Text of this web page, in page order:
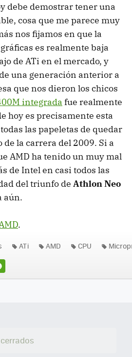
debe demostrar tener una
cosa que me parece muy
nos fijamos en que la
es realmente baja
de ATi en el mercado, y
una generación anterior a
que nos dieron los chicos
integrada fue realmente
hoy es precisamente esta
las papeletas de quedar
la carrera del 2009. Si a
AMD ha tenido un muy mal
de Intel en casi todos las
del triunfo de Athlon Neo
aún.
.
ATi AMD CPU